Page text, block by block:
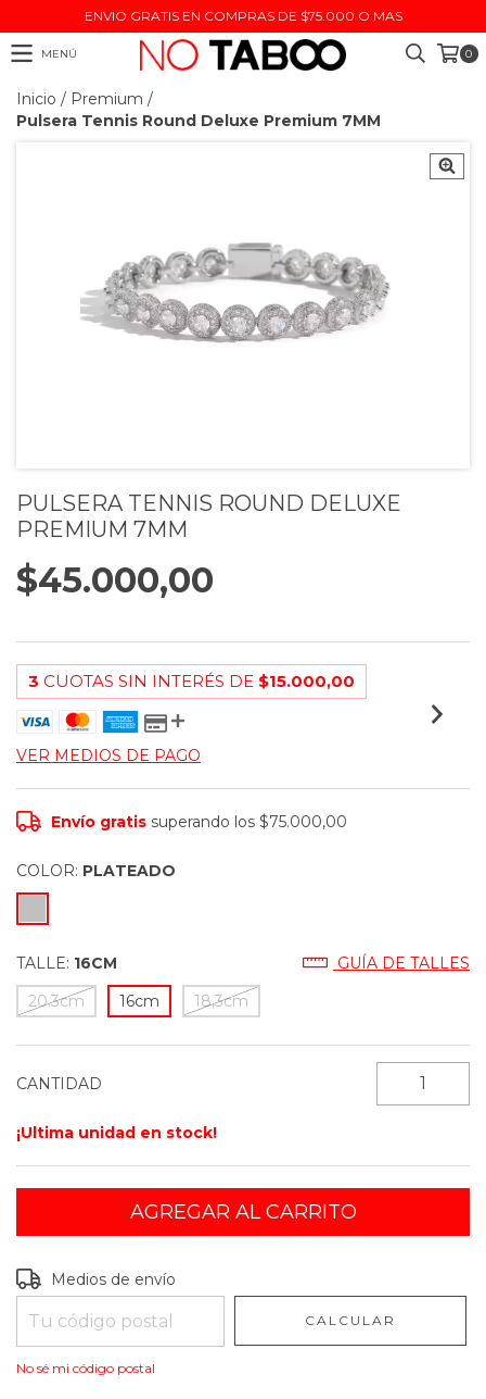
ENVIO GRATIS EN COMPRAS DE $75.000 O MAS
MENÚ 0
Inicio / Premium /
Pulsera Tennis Round Deluxe Premium 7MM
PULSERA TENNIS ROUND DELUXE
PREMIUM 7MM
$45.000,00
3 CUOTAS SIN INTERÉS DE $15.000,00
VER MEDIOS DE PAGO
Envío gratis superando los$75.000,00
COLOR: PLATEADO
TALLE: 16CM
GUÍA DE TALLES
20.3cm
16cm 18,3cm
CANTIDAD
¡Ultima unidad en stock!
Entregas para el CP:
Medios de envío
CALCULAR
No sé mi código postal